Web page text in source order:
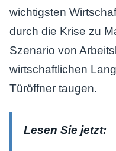
wichtigsten
durch die Krise zu
Szenario von
wirtschaftlichen
Türöffner taugen.
Lesen Sie jetzt: